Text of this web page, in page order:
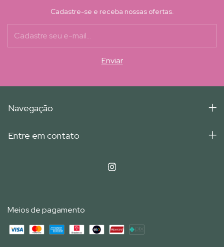
Cadastre-se e receba nossas ofertas.
Navegação
Entre em contato
Meios de pagamento